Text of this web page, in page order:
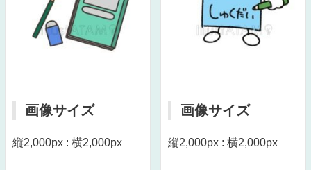
画像サイズ
縦2,000px : 横2,000px
画像サイズ
縦2,000px : 横2,000px